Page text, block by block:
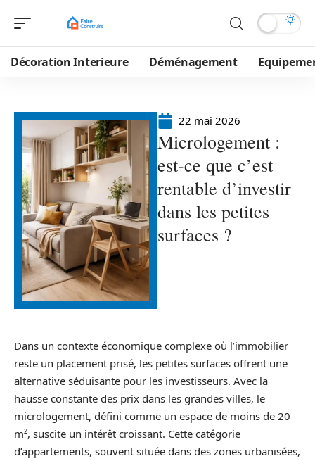
Décoration Interieure Déménagement
22 mai 2026
Micrologement :
est-ce que c’est
rentable d’investir
dans les petites
surfaces ?
Dans un contexte économique complexe où l’immobilier
reste un placement prisé, les petites surfaces offrent une
alternative séduisante pour les investisseurs. Avec la
hausse constante des prix dans les grandes villes, le
micrologement, défini comme un espace de moins de 20
m², suscite un intérêt croissant. Cette catégorie
d’appartements, souvent située dans des zones urbanisées,